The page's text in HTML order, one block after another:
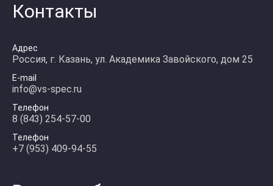
Контакты
Адрес
Россия, г. Казань, ул. Академика Завойского, дом 25
E-mail
info@vs-spec.ru
Телефон
8 (843) 254-57-00
Телефон
+7 (953) 409-94-55